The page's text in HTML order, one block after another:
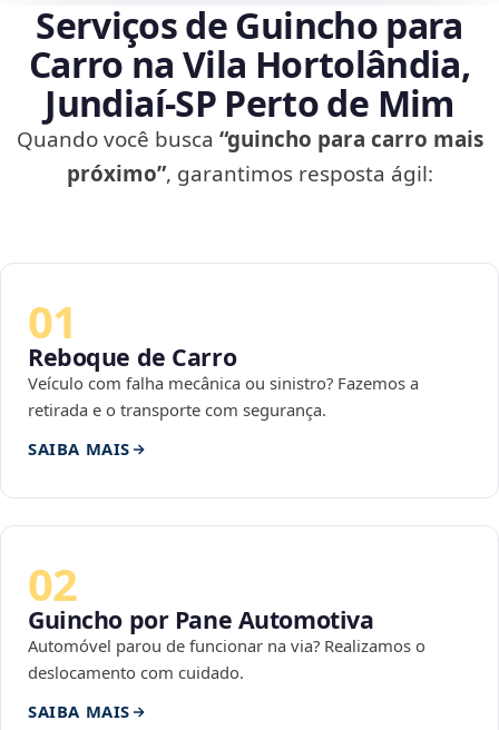
Serviços de Guincho para
Carro na Vila Hortolândia,
Jundiaí‑SP Perto de Mim
Quando você busca “guincho para carro mais
próximo”, garantimos resposta ágil:
01
Reboque de Carro
Veículo com falha mecânica ou sinistro? Fazemos a
retirada e o transporte com segurança.
SAIBA MAIS
02
Guincho por Pane Automotiva
Automóvel parou de funcionar na via? Realizamos o
deslocamento com cuidado.
SAIBA MAIS